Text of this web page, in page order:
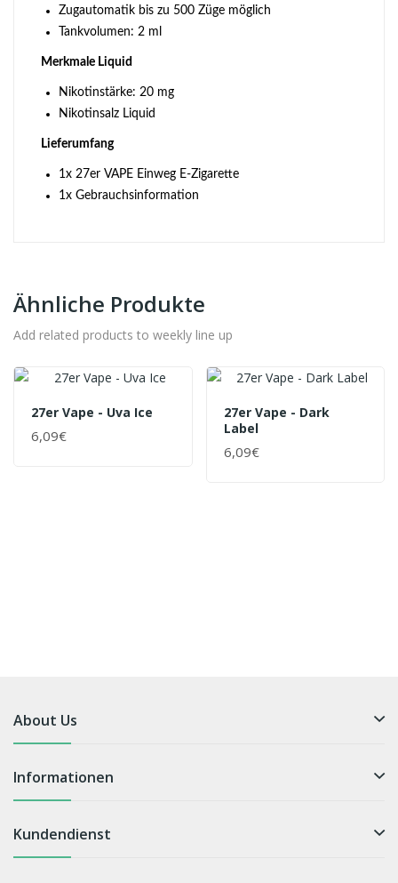
Zugautomatik bis zu 500 Züge möglich
Tankvolumen: 2 ml
Merkmale Liquid
Nikotinstärke: 20 mg
Nikotinsalz Liquid
Lieferumfang
1x 27er VAPE Einweg E-Zigarette
1x Gebrauchsinformation
Ähnliche Produkte
Add related products to weekly line up
27er Vape - Uva Ice
6,09€
27er Vape - Dark
Label
6,09€
About Us
Informationen
Kundendienst